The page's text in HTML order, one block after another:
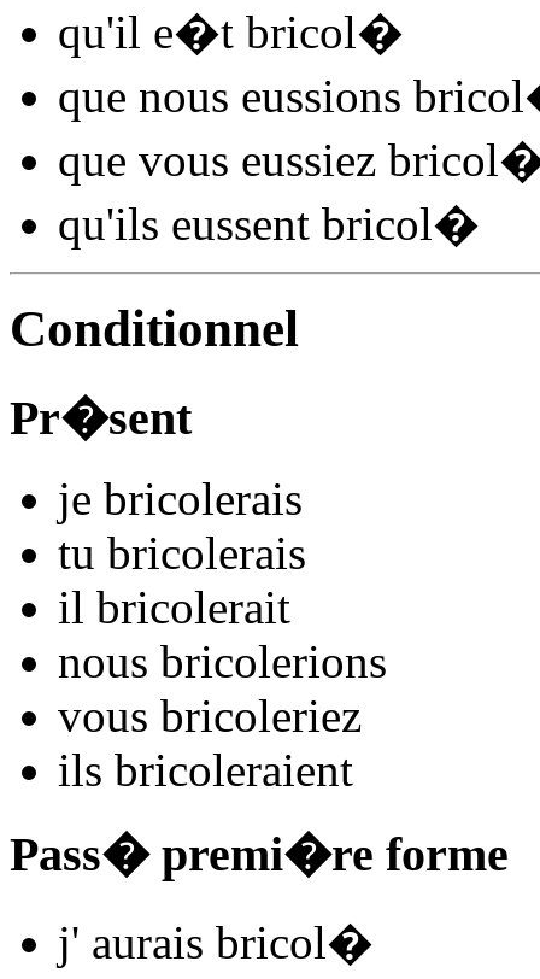
qu'il e�t bricol�
que nous eussions bricol
que vous eussiez bricol
qu'ils eussent bricol�
Conditionnel
Pr�sent
je bricolerais
tu bricolerais
il bricolerait
nous bricolerions
vous bricoleriez
ils bricoleraient
Pass� premi�re forme
j' aurais bricol�